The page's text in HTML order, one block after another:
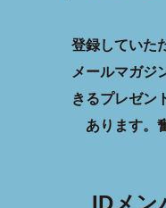
登録していた
メールマガジ
きるプレゼン
あります。